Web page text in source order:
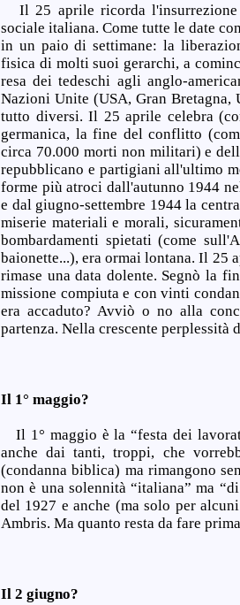
Il 25 aprile ricorda l'insurrezione
sociale italiana. Come tutte le date
in un paio di settimane: la
fisica di molti suoi gerarchi, a
resa dei tedeschi agli anglo-
Nazioni Unite (USA, Gran
tutto diversi. Il 25 aprile celebra
germanica, la fine del conflitto
circa 70.000 morti non militari) e
repubblicano e partigiani all'ultimo
forme più atroci dall'autunno 1944
e dal giugno-settembre 1944 la
miserie materiali e morali,
bombardamenti spietati (come
baionette...), era ormai lontana. Il 25
rimase una data dolente. Segnò la
missione compiuta e con vinti
era accaduto? Avviò o no alla
partenza. Nella crescente perplessità
Il 1° maggio?
Il 1° maggio è la “festa dei
anche dai tanti, troppi, che
(condanna biblica) ma rimangono
non è una solennità “italiana” ma
del 1927 e anche (ma solo per
Ambris. Ma quanto resta da fare
Il 2 giugno?